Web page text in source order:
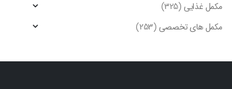
مکمل غذایی (325)
مکمل های تخصصی (253)